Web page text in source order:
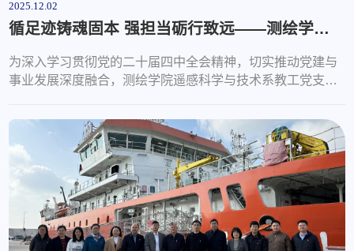
2025.12.02
循足迹铸魂固本 强担当砺行致远——测绘学院遥感系教工党支部赴淄博开展党性教育实践活动
为深入学习贯彻党的二十届四中全会精神，切实推动党建与
事业发展深度融合，测绘学院遥感科学与技术系教工党支部
焦裕禄纪念馆与原山艰苦创业教育基地，开展了一次沉浸式
的党性教育实践活动，旨在以红色精神淬炼党性，以奋斗足
迹启迪未来，为学院高质量发展凝聚坚实的思想与行动合
力。支部党员首站抵达焦裕禄纪念馆。在庄严的氛围中，大
家跟随讲解员的引导，系统回顾了焦...